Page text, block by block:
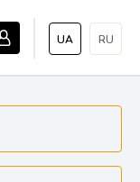
UA RU